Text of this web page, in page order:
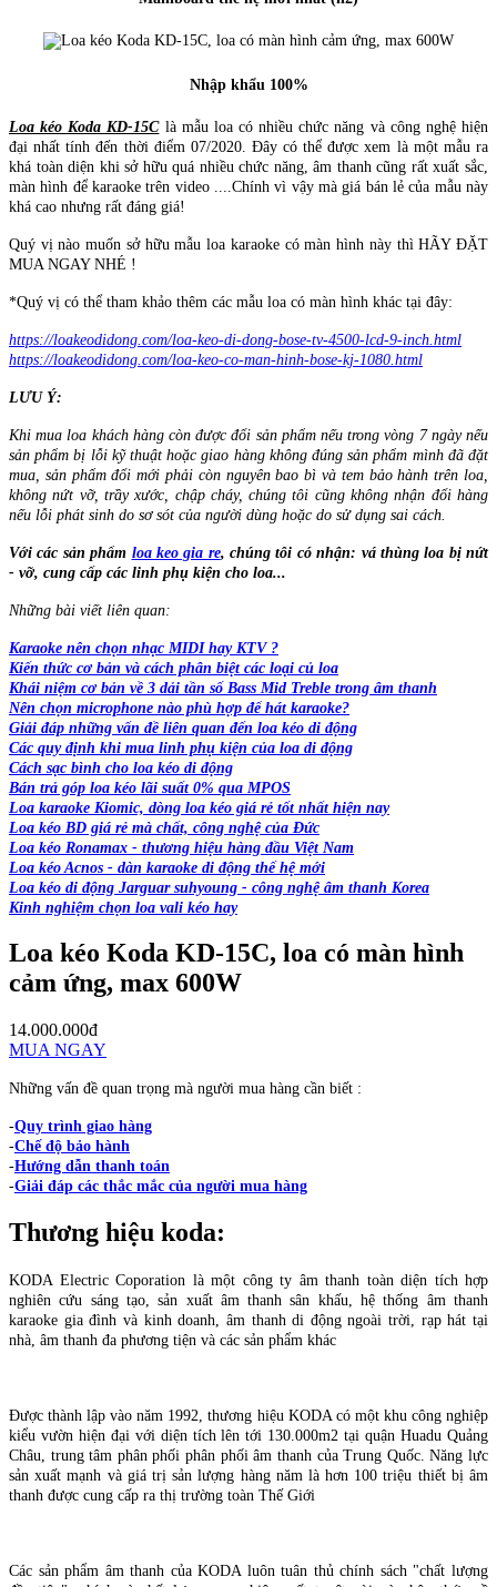
Nhập khẩu 100%
Loa kéo Koda KD-15Clà mẫu loa có nhiều chức năng và công nghệ hiện
đại nhất tính đến thời điểm 07/2020. Đây có thể được xem là một mẫu ra
khá toàn diện khi sở hữu quá nhiều chức năng, âm thanh cũng rất xuất sắc,
màn hình để karaoke trên video ....Chính vì vậy mà giá bán lẻ của mẫu này
khá cao nhưng rất đáng giá!
Quý vị nào muốn sở hữu mẫu loa karaoke có màn hình này thì HÃY ĐẶT
MUA NGAY NHÉ !
*Quý vị có thể tham khảo thêm các mẫu loa có màn hình khác tại đây:
https://loakeodidong.com/loa-keo-di-dong-bose-tv-4500-lcd-9-inch.html
https://loakeodidong.com/loa-keo-co-man-hinh-bose-kj-1080.html
LƯU Ý:
Khi mua loa khách hàng còn được đổi sản phẩm nếu trong vòng 7 ngày nếu
sản phẩm bị lỗi kỹ thuật hoặc giao hàng không đúng sản phẩm mình đã đặt
mua, sản phẩm đổi mới phải còn nguyên bao bì và tem bảo hành trên loa,
không nứt vỡ, trầy xước, chập cháy, chúng tôi cũng không nhận đổi hàng
nếu lỗi phát sinh do sơ sót của người dùng hoặc do sử dụng sai cách.
Với các sản phẩm loa keo gia re, chúng tôi có nhận: vá thùng loa bị nứt
- vỡ, cung cấp các linh phụ kiện cho loa...
Những bài viết liên quan:
Karaoke nên chọn nhạc MIDI hay KTV ?
Kiến thức cơ bản và cách phân biệt các loại củ loa
Khái niệm cơ bản về 3 dải tần số Bass Mid Treble trong âm thanh
Nên chọn microphone nào phù hợp để hát karaoke?
Giải đáp những vấn đề liên quan đến loa kéo di động
Các quy định khi mua linh phụ kiện của loa di động
Cách sạc bình cho loa kéo di động
Bán trả góp loa kéo lãi suất 0% qua MPOS
Loa karaoke Kiomic, dòng loa kéo giá rẻ tốt nhất hiện nay
Loa kéo BD giá rẻ mà chất, công nghệ của Đức
Loa kéo Ronamax - thương hiệu hàng đầu Việt Nam
Loa kéo Acnos - dàn karaoke di động thế hệ mới
Loa kéo di động Jarguar suhyoung - công nghệ âm thanh Korea
Kinh nghiệm chọn loa vali kéo hay
Loa kéo Koda KD-15C, loa có màn hình
cảm ứng, max 600W
14.000.000đ
MUA NGAY
Những vấn đề quan trọng mà người mua hàng cần biết :
-Quy trình giao hàng
-Chế độ bảo hành
-Hướng dẫn thanh toán
-Giải đáp các thắc mắc của người mua hàng
Thương hiệu koda:
KODA Electric Coporation là một công ty âm thanh toàn diện tích hợp
nghiên cứu sáng tạo, sản xuất âm thanh sân khấu, hệ thống âm thanh
karaoke gia đình và kinh doanh, âm thanh di động ngoài trời, rạp hát tại
nhà, âm thanh đa phương tiện và các sản phẩm khác
Được thành lập vào năm 1992, thương hiệu KODA có một khu công nghiệp
kiểu vườn hiện đại với diện tích lên tới 130.000m2 tại quận Huadu Quảng
Châu, trung tâm phân phối phân phối âm thanh của Trung Quốc. Năng lực
sản xuất mạnh và giá trị sản lượng hàng năm là hơn 100 triệu thiết bị âm
thanh được cung cấp ra thị trường toàn Thế Giới
Các sản phẩm âm thanh của KODA luôn tuân thủ chính sách "chất lượng